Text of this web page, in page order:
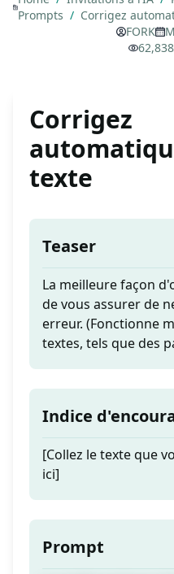
Prompts / Corrigez
FORK
62,838
Corrigez
texte
Teaser
La meilleure façon
de vous assurer de
erreur. (Fonctionne
textes, tels que des
Indice
[Collez le texte que
ici]
Prompt